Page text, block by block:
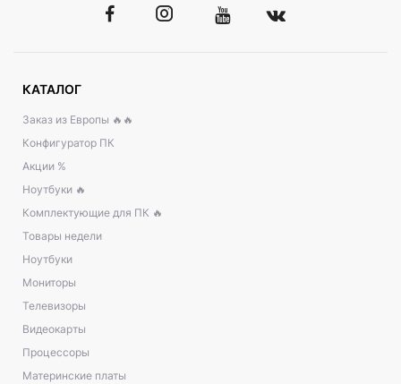
КАТАЛОГ
Заказ из Европы 🔥🔥
Конфигуратор ПК
Акции %
Ноутбуки 🔥
Комплектующие для ПК 🔥
Товары недели
Ноутбуки
Мониторы
Телевизоры
Видеокарты
Процессоры
Материнские платы